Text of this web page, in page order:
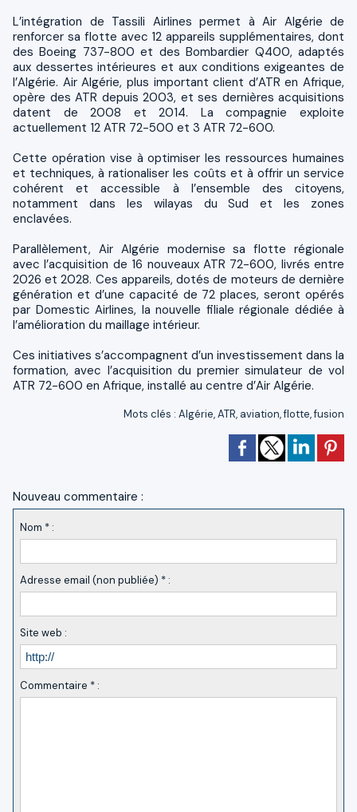
L’intégration de Tassili Airlines permet à Air Algérie de
renforcer sa flotte avec 12 appareils supplémentaires, dont
des Boeing 737-800 et des Bombardier Q400, adaptés
aux dessertes intérieures et aux conditions exigeantes de
l’Algérie. Air Algérie, plus important client d’ATR en Afrique,
opère des ATR depuis 2003, et ses dernières acquisitions
datent de 2008 et 2014. La compagnie exploite
actuellement 12 ATR 72-500 et 3 ATR 72-600.
Cette opération vise à optimiser les ressources humaines
et techniques, à rationaliser les coûts et à offrir un service
cohérent et accessible à l’ensemble des citoyens,
notamment dans les wilayas du Sud et les zones
enclavées.
Parallèlement, Air Algérie modernise sa flotte régionale
avec l’acquisition de 16 nouveaux ATR 72-600, livrés entre
2026 et 2028. Ces appareils, dotés de moteurs de dernière
génération et d’une capacité de 72 places, seront opérés
par Domestic Airlines, la nouvelle filiale régionale dédiée à
l’amélioration du maillage intérieur.
Ces initiatives s’accompagnent d’un investissement dans la
formation, avec l’acquisition du premier simulateur de vol
ATR 72-600 en Afrique, installé au centre d’Air Algérie.
Mots clés : Algérie,ATR, aviation,flotte,fusion
Nouveau commentaire :
Nom * :
Adresse email (non publiée) * :
Site web :
Commentaire * :